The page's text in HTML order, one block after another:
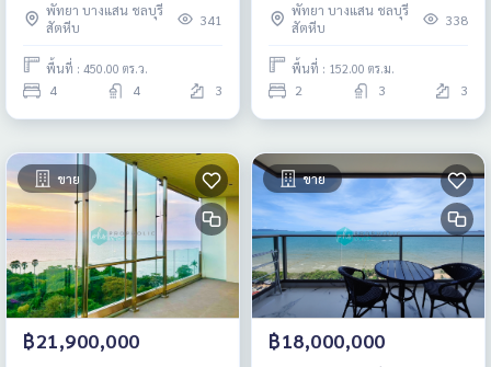
พัทยา บางแสน ชลบุรี
สัตหีบ
341
พื้นที่ : 450.00 ตร.ว.
4 4 3
พัทยา บางแสน ชลบุรี
สัตหีบ
338
พื้นที่ : 152.00 ตร.ม.
2 3 3
ขาย
฿21,900,000
ขาย
฿18,000,000